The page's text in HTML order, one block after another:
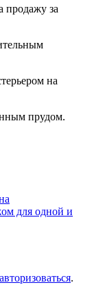
продажу за
на
прудом.
для одной и
авторизоваться.